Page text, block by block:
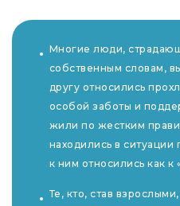
Многие люди,
собственным словам,
другу относились
особой заботы и
жили по жестким
находились в
к ним относились как к
Те, кто, став